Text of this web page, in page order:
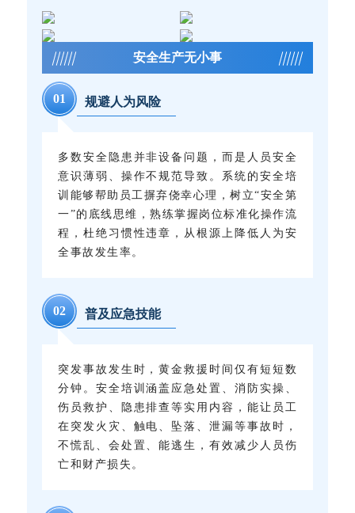
安全生产无小事
01 规避人为风险
多数安全隐患并非设备问题，而是人员安全
意识薄弱、操作不规范导致。系统的安全培
训能够帮助员工摒弃侥幸心理，树立“安全第
一”的底线思维，熟练掌握岗位标准化操作流
程，杜绝习惯性违章，从根源上降低人为安
全事故发生率。
02 普及应急技能
突发事故发生时，黄金救援时间仅有短短数
分钟。安全培训涵盖应急处置、消防实操、
伤员救护、隐患排查等实用内容，能让员工
在突发火灾、触电、坠落、泄漏等事故时，
不慌乱、会处置、能逃生，有效减少人员伤
亡和财产损失。